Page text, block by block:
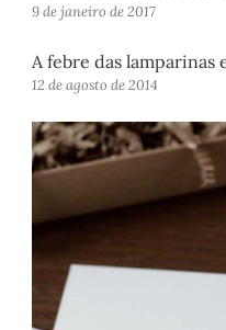
9 de janeiro de 2017
A febre das lamparinas
12 de agosto de 2014